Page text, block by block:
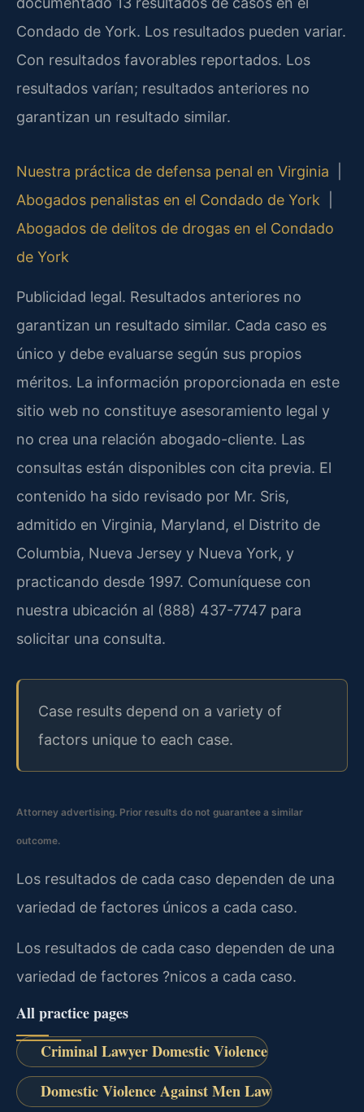
Condado de York. Los resultados pueden variar.
Con resultados favorables reportados. Los
resultados varían; resultados anteriores no
garantizan un resultado similar.
Nuestra práctica de defensa penal en Virginia
Abogados penalistas en el Condado de York
Abogados de delitos de drogas en el Condado
de York
Publicidad legal. Resultados anteriores no
garantizan un resultado similar. Cada caso es
único y debe evaluarse según sus propios
méritos. La información proporcionada en este
sitio web no constituye asesoramiento legal y
no crea una relación abogado-cliente. Las
consultas están disponibles con cita previa. El
contenido ha sido revisado por Mr. Sris,
admitido en Virginia, Maryland, el Distrito de
Columbia, Nueva Jersey y Nueva York, y
practicando desde 1997. Comuníquese con
nuestra ubicación al (888) 437-7747 para
solicitar una consulta.
Case results depend on a variety of
factors unique to each case.
Attorney advertising. Prior results do not guarantee a similar
outcome.
Los resultados de cada caso dependen de una
variedad de factores únicos a cada caso.
Los resultados de cada caso dependen de una
variedad de factores ?nicos a cada caso.
All practice pages
Criminal Lawyer Domestic Violence
Domestic Violence Against Men Law